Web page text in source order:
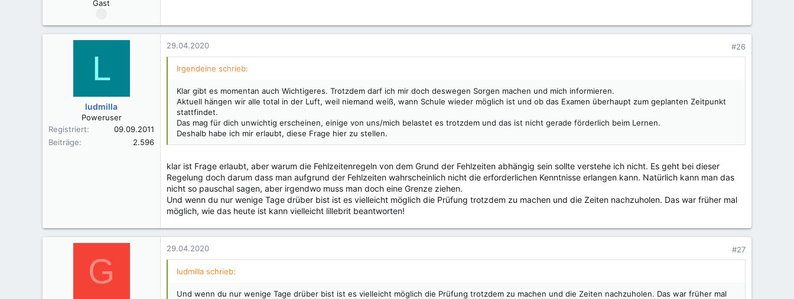
Gast
L
ludmilla
Poweruser
Registriert
09.09.2011
Beiträge
2.596
29.04.2020 #26
Irgendeine schrieb:
Klar gibt es momentan auch Wichtigeres. Trotzdem darf ich mir doch deswegen Sorgen machen und mich informieren.
Aktuell hängen wir alle total in der Luft, weil niemand weiß, wann Schule wieder möglich ist und ob das Examen überhaupt zum geplanten Zeitpunkt
stattfindet.
Das mag für dich unwichtig erscheinen, einige von uns/mich belastet es trotzdem und das ist nicht gerade förderlich beim Lernen.
Deshalb habe ich mir erlaubt, diese Frage hier zu stellen.
klar ist Frage erlaubt, aber warum die Fehlzeitenregeln von dem Grund der Fehlzeiten abhängig sein sollte verstehe ich nicht. Es geht bei dieser
Regelung doch darum dass man aufgrund der Fehlzeiten wahrscheinlich nicht die erforderlichen Kenntnisse erlangen kann. Natürlich kann man das
nicht so pauschal sagen, aber irgendwo muss man doch eine Grenze ziehen.
Und wenn du nur wenige Tage drüber bist ist es vielleicht möglich die Prüfung trotzdem zu machen und die Zeiten nachzuholen. Das war früher mal
möglich, wie das heute ist kann vielleicht lillebrit beantworten!
G
29.04.2020 #27
ludmilla schrieb:
Und wenn du nur wenige Tage drüber bist ist es vielleicht möglich die Prüfung trotzdem zu machen und die Zeiten nachzuholen. Das war früher mal